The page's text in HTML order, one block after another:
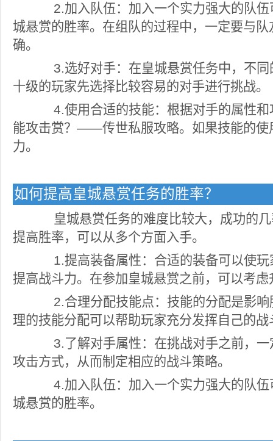
2.加入队伍：加入一个实力强大的队伍
城悬赏的胜率。在组队的过程中，一定要与
确。
3.选好对手：在皇城悬赏任务中，不同
十级的玩家先选择比较容易的对手进行挑战。
4.使用合适的技能：根据对手的属性和
能攻击赏？——传世私服攻略。如果技能的使
力。
如何提高皇城悬赏任务的胜率？
皇城悬赏任务的难度比较大，成功的几
提高胜率，可以从多个方面入手。
1.提高装备属性：合适的装备可以使玩
提高战斗力。在参加皇城悬赏之前，可以考
2.合理分配技能点：技能的分配是影响
理的技能分配可以帮助玩家充分发挥自己的战
3.了解对手属性：在挑战对手之前，一
攻击方式，从而制定相应的战斗策略。
4.加入队伍：加入一个实力强大的队伍
城悬赏的胜率。